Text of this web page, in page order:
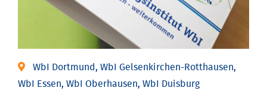
WbI Dortmund, WbI Gelsenkirchen-Rotthausen,
WbI Essen, WbI Oberhausen, WbI Duisburg